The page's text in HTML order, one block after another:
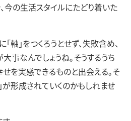
今の生活スタイルにたどり着いた
軸」をつくろうとせず、失敗含め、
事なんでしょうね。そうするうち
せを実感できるものと出会える。そ
が形成されていくのかもしれませ